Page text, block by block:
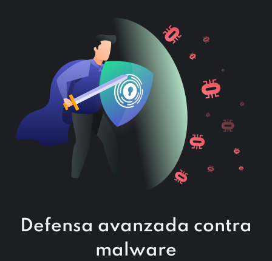
Defensa avanzada contra
malware